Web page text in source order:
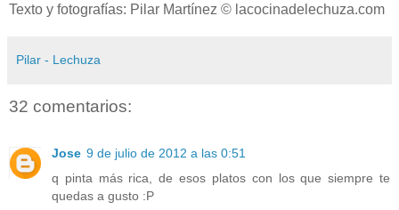
Texto y fotografías: Pilar Martínez © lacocinadelechuza.com
Pilar - Lechuza
32 comentarios:
Jose 9 de julio de 2012 a las 0:51
q pinta más rica, de esos platos con los que siempre te
quedas a gusto :P